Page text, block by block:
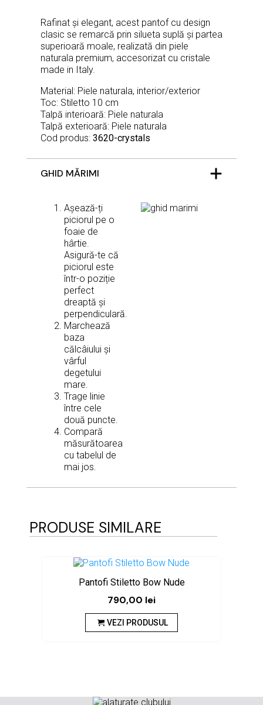
Rafinat și elegant, acest pantof cu design
clasic se remarcă prin silueta suplă și partea
superioară moale, realizată din piele
naturala premium, accesorizat cu cristale
made in Italy.
Material: Piele naturala, interior/exterior
Toc: Stiletto 10 cm
Talpă interioară: Piele naturala
Talpă exterioară: Piele naturala
Cod produs:3620-crystals
GHID MĂRIMI
Așează-ți
piciorul pe o
foaie de
hârtie.
Asigură-te că
piciorul este
într-o poziție
perfect
dreaptă și
perpendiculară.
Marchează
baza
călcâiului și
vârful
degetului
mare.
Trage linie
între cele
două puncte.
Compară
măsurătoarea
cu tabelul de
mai jos.
PRODUSE SIMILARE
Pantofi Stiletto Bow Nude
790,00 lei
VEZI PRODUSUL